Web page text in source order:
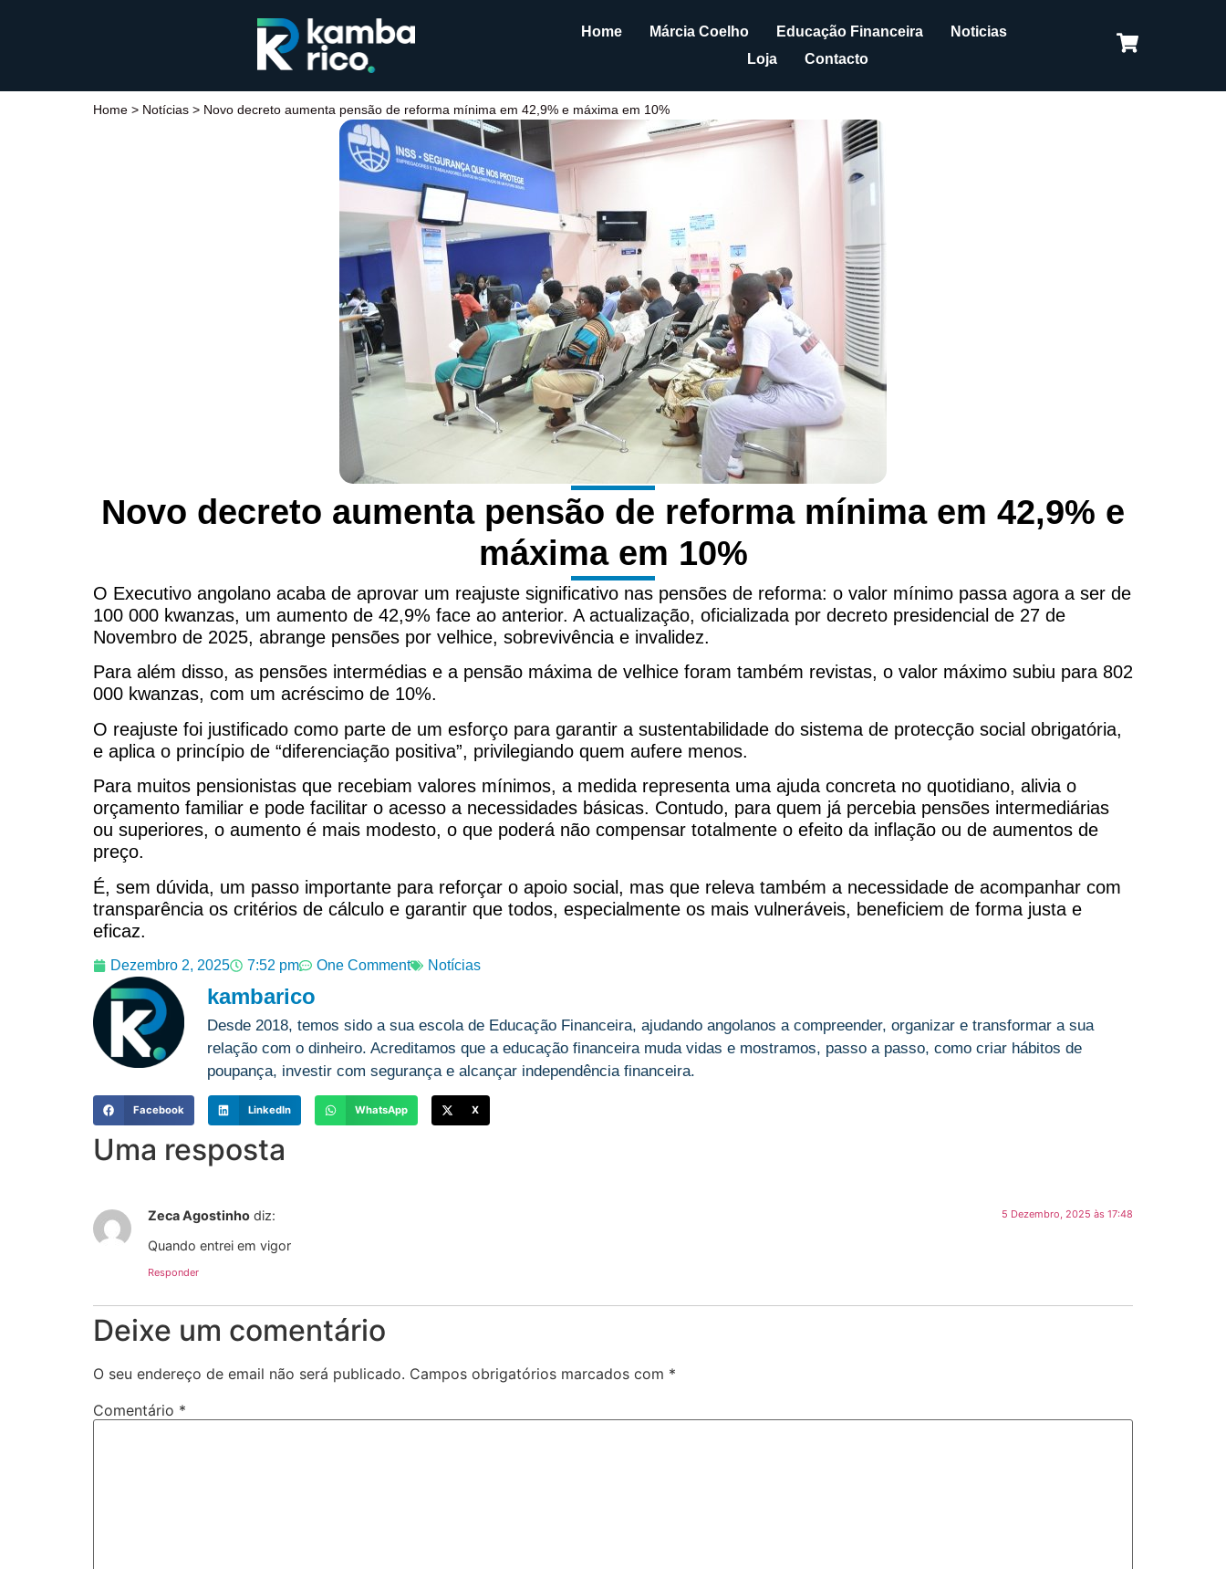
Home Márcia Coelho Educação Financeira
Noticias
Loja
Contacto
Home > Notícias > Novo decreto aumenta pensão de reforma mínima em 42,9% e máxima em 10%
Novo decreto aumenta pensão de reforma mínima em 42,9% e
máxima em 10%
O Executivo angolano acaba de aprovar um reajuste significativo nas pensões de reforma: o valor mínimo passa agora a ser de
100 000 kwanzas, um aumento de 42,9% face ao anterior. A actualização, oficializada por decreto presidencial de 27 de
Novembro de 2025, abrange pensões por velhice, sobrevivência e invalidez.
Para além disso, as pensões intermédias e a pensão máxima de velhice foram também revistas, o valor máximo subiu para 802
000 kwanzas, com um acréscimo de 10%.
O reajuste foi justificado como parte de um esforço para garantir a sustentabilidade do sistema de protecção social obrigatória,
e aplica o princípio de “diferenciação positiva”, privilegiando quem aufere menos.
Para muitos pensionistas que recebiam valores mínimos, a medida representa uma ajuda concreta no quotidiano, alivia o
orçamento familiar e pode facilitar o acesso a necessidades básicas. Contudo, para quem já percebia pensões intermediárias
ou superiores, o aumento é mais modesto, o que poderá não compensar totalmente o efeito da inflação ou de aumentos de
preço.
É, sem dúvida, um passo importante para reforçar o apoio social, mas que releva também a necessidade de acompanhar com
transparência os critérios de cálculo e garantir que todos, especialmente os mais vulneráveis, beneficiem de forma justa e
eficaz.
Dezembro 2, 2025 7:52 pm One Comment Notícias
kambarico
Desde 2018, temos sido a sua escola de Educação Financeira, ajudando angolanos a compreender, organizar e transformar a sua
relação com o dinheiro. Acreditamos que a educação financeira muda vidas e mostramos, passo a passo, como criar hábitos de
poupança, investir com segurança e alcançar independência financeira.
Facebook LinkedIn WhatsApp X
Uma resposta
Zeca Agostinho diz: 5 Dezembro, 2025 às 17:48
Quando entrei em vigor
Responder
Deixe um comentário
O seu endereço de email não será publicado. Campos obrigatórios marcados com *
Comentário *